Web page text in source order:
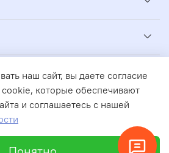
магазин бассейнов
наш сайт, вы даете согласие
которые обеспечивают
и соглашаетесь с нашей